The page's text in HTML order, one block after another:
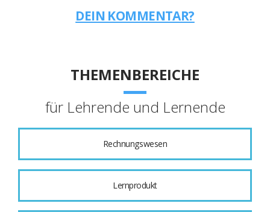
DEIN KOMMENTAR?
THEMENBEREICHE
für Lehrende und Lernende
Rechnungswesen
Lernprodukt